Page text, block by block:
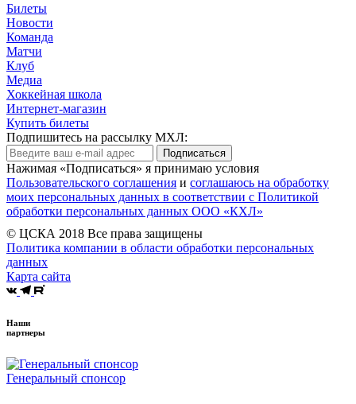
Билеты
Новости
Команда
Матчи
Клуб
Медиа
Хоккейная школа
Интернет-магазин
Купить билеты
Подпишитесь на рассылку МХЛ:
Подписаться
Нажимая «Подписаться» я принимаю условия
Пользовательского соглашения и соглашаюсь на обработку
моих персональных данных в соответствии с Политикой
обработки персональных данных ООО «КХЛ»
© ЦСКА 2018 Все права защищены
Политика компании в области обработки персональных
данных
Карта сайта
Наши
партнеры
Генеральный спонсор